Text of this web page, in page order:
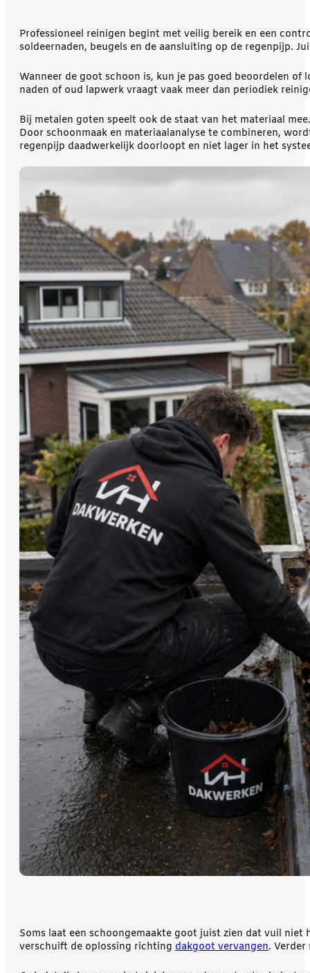
Professioneel reinigen begint met veilig bereik en een
soldeernaden, beugels en de aansluiting op de regenpijp.
Wanneer de goot schoon is, kun je pas goed beoordelen
naden of oud lapwerk vraagt vaak meer dan periodiek
Bij metalen goten speelt ook de staat van het materiaal
Door schoonmaak en materiaalanalyse te combineren,
regenpijp daadwerkelijk doorloopt en niet lager in het
Soms laat een schoongemaakte goot juist zien dat vuil
verschuift de oplossing richting dakgoot vervangen.